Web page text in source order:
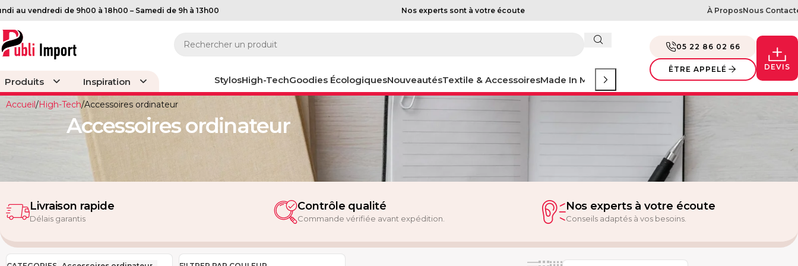
au vendredi de 9h00 à 18h00 – Samedi de 9h à 13h00 Nos experts sont à votre écoute À ProposNous
Produits
Stylos & Écritures Voir tout
Stylos de comptoir
Coffrets stylos & parures
Crayons publicitaires
Inspiration StylosHigh-TechGoodies ÉcologiquesNouveautésTextile & AccessoiresMade In Morocco Evénement
05 22 86 02 66
ÊTRE APPELÉ DEVIS
Accueil High-Tech Accessoires ordinateur
Accessoires ordinateur
Livraison rapide
Délais garantis
Contrôle qualité
Commande vérifiée avant expédition.
Nos experts à votre écoute
Conseils adaptés à vos besoins.